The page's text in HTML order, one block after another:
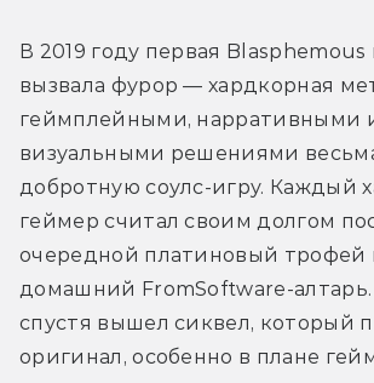
В 2019 году первая
вызвала фурор — хардкорная
геймплейными, нарративными
визуальными решениями
добротную соулс-игру. Каждый
геймер считал своим долгом
очередной платиновый трофей
домашний FromSoftware-
спустя вышел сиквел, который
оригинал, особенно в плане